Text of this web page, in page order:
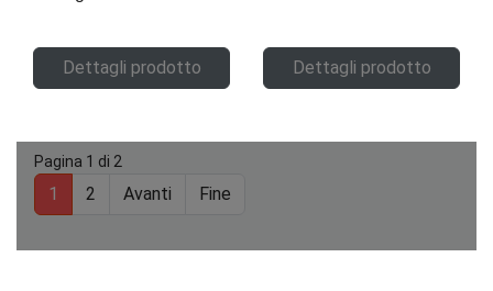
Dettagli prodotto Dettagli prodotto
Pagina 1 di 2
1 2 Avanti Fine